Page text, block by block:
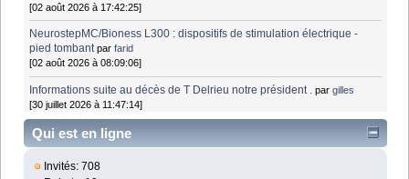
[02 août 2026 à 17:42:25]
NeurostepMC/Bioness L300 : dispositifs de stimulation électrique -
pied tombant parfarid
[02 août 2026 à 08:09:06]
Informations suite au décès de T Delrieu notre président . pargilles
[30 juillet 2026 à 11:47:14]
Qui est en ligne
Invités: 708